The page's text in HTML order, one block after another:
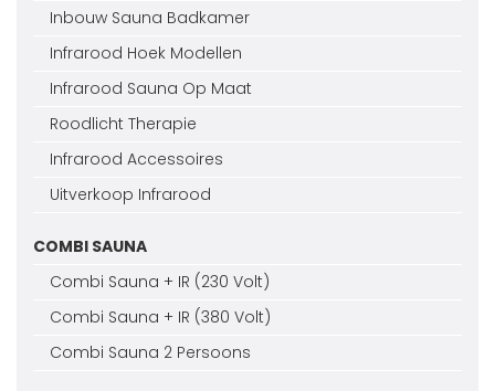
Inbouw Sauna Badkamer
Infrarood Hoek Modellen
Infrarood Sauna Op Maat
Roodlicht Therapie
Infrarood Accessoires
Uitverkoop Infrarood
COMBI SAUNA
Combi Sauna + IR (230 Volt)
Combi Sauna + IR (380 Volt)
Combi Sauna 2 Persoons